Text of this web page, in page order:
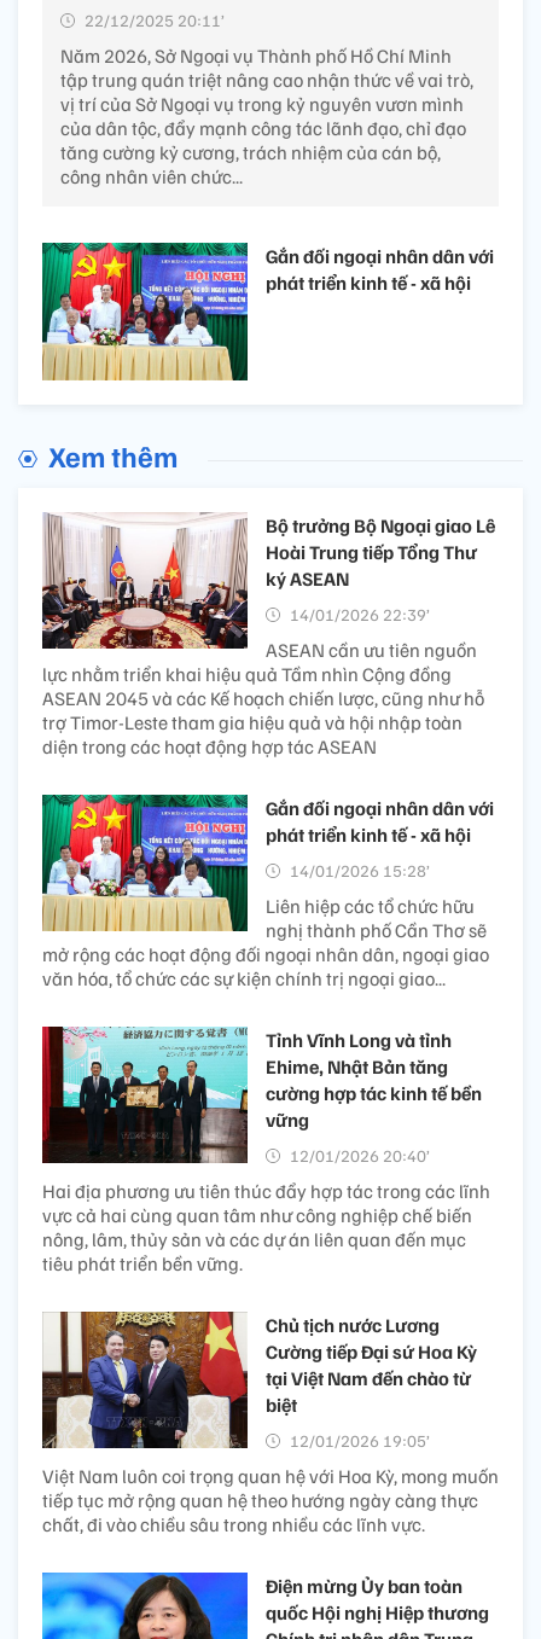
22/12/2025 20:11’
Năm 2026, Sở Ngoại vụ Thành phố Hồ Chí Minh
tập trung quán triệt nâng cao nhận thức về vai trò,
vị trí của Sở Ngoại vụ trong kỷ nguyên vươn mình
của dân tộc, đẩy mạnh công tác lãnh đạo, chỉ đạo
tăng cường kỷ cương, trách nhiệm của cán bộ,
công nhân viên chức...
Gắn đối ngoại nhân dân với
phát triển kinh tế - xã hội
Xem thêm
Bộ trưởng Bộ Ngoại giao Lê
Hoài Trung tiếp Tổng Thư
ký ASEAN
14/01/2026 22:39’
ASEAN cần ưu tiên nguồn
lực nhằm triển khai hiệu quả Tầm nhìn Cộng đồng
ASEAN 2045 và các Kế hoạch chiến lược, cũng như hỗ
trợ Timor-Leste tham gia hiệu quả và hội nhập toàn
diện trong các hoạt động hợp tác ASEAN
Gắn đối ngoại nhân dân với
phát triển kinh tế - xã hội
14/01/2026 15:28’
Liên hiệp các tổ chức hữu
nghị thành phố Cần Thơ sẽ
mở rộng các hoạt động đối ngoại nhân dân, ngoại giao
văn hóa, tổ chức các sự kiện chính trị ngoại giao...
Tỉnh Vĩnh Long và tỉnh
Ehime, Nhật Bản tăng
cường hợp tác kinh tế bền
vững
12/01/2026 20:40’
Hai địa phương ưu tiên thúc đẩy hợp tác trong các lĩnh
vực cả hai cùng quan tâm như công nghiệp chế biến
nông, lâm, thủy sản và các dự án liên quan đến mục
tiêu phát triển bền vững.
Chủ tịch nước Lương
Cường tiếp Đại sứ Hoa Kỳ
tại Việt Nam đến chào từ
biệt
12/01/2026 19:05’
Việt Nam luôn coi trọng quan hệ với Hoa Kỳ, mong muốn
tiếp tục mở rộng quan hệ theo hướng ngày càng thực
chất, đi vào chiều sâu trong nhiều các lĩnh vực.
Điện mừng Ủy ban toàn
quốc Hội nghị Hiệp thương